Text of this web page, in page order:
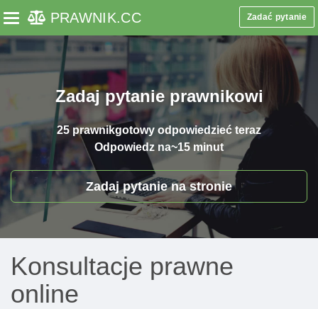
Toggle navigation
PRAWNIK.CC Zadać pytanie
Zadaj pytanie prawnikowi
25 prawnikgotowy odpowiedzieć teraz
Odpowiedz na~15 minut
Zadaj pytanie na stronie
Konsultacje prawne
online